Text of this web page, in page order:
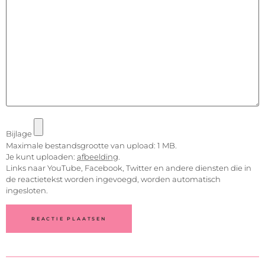
Bijlage
Maximale bestandsgrootte van upload: 1 MB.
Je kunt uploaden: afbeelding
Links naar YouTube, Facebook, Twitter en andere diensten die in
de reactietekst worden ingevoegd, worden automatisch
ingesloten.